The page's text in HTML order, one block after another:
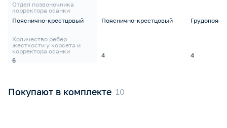
Отдел позвоночника
корректора осанки
Пояснично-крестцовый
Количество ребер
жесткости у корсета и
корректора осанки
6
Пояснично-крестцовый
4 4
Покупают в комплекте